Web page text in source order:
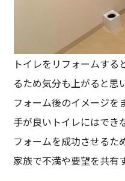
トイレをリフォームす
るため気分も上がると思
フォーム後のイメージを
手が良いトイレにはでき
フォームを成功させるた
家族で不満や要望を共有